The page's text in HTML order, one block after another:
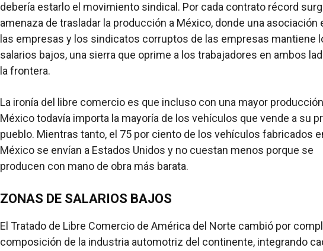
debería estarlo el movimiento sindical. Por cada contrato récord
amenaza de trasladar la producción a México, donde una asociación
las empresas y los sindicatos corruptos de las empresas mantiene
salarios bajos, una sierra que oprime a los trabajadores en ambos
la frontera.
La ironía del libre comercio es que incluso con una mayor
México todavía importa la mayoría de los vehículos que vende a su
pueblo. Mientras tanto, el 75 por ciento de los vehículos fabricados
México se envían a Estados Unidos y no cuestan menos porque se
producen con mano de obra más barata.
ZONAS DE SALARIOS BAJOS
El Tratado de Libre Comercio de América del Norte cambió por
composición de la industria automotriz del continente, integrando